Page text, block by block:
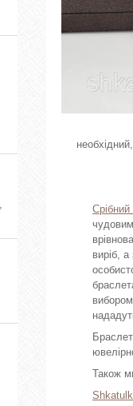
виріб,
Також